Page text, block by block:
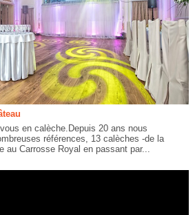
en calèche.Depuis 20 ans nous
références, 13 calèches -de la
au Carrosse Royal en passant par...